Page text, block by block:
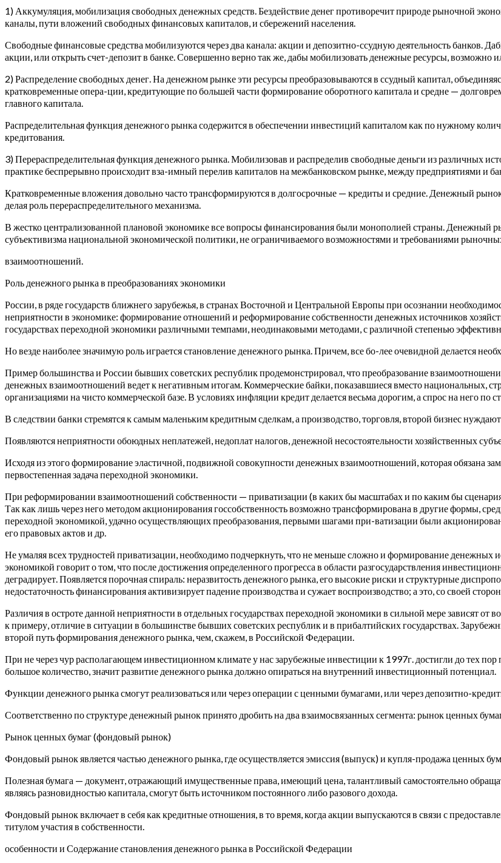
1) Аккумуляция, мобилизация свободных денежных средств.Бездействие денег противоречит природе рыночной
каналы, пути вложений свободных финансовых капиталов, и сбережений населения.
Свободные финансовые средства мобилизуются через два канала: акции и депозитно-ссудную деятельность банков.
акции, или открыть счет-депозит в банке. Совершенно верно так же, дабы мобилизовать денежные ресурсы, возможно
2) Распределение свободных денег. На денежном рынке эти ресурсы преобразовываются в ссудный капитал,
кратковременные опера-ции, кредитующие по большей части формирование оборотного капитала и средне —
главного капитала.
Распределительная функция денежного рынка содержится в обеспечении инвестиций капиталом как по нужному
кредитования.
3) Перераспределительная функция денежного рынка. Мобилизовав и распределив свободные деньги из различных
практике беспрерывно происходит вза-имный перелив капиталов на межбанковском рынке, между предприятиями и
Кратковременные вложения довольно часто трансформируются в долгосрочные — кредиты и средние. Денежный
делая роль перераспределительного механизма.
В жестко централизованной плановой экономике все вопросы финансирования были монополией страны. Денежный
субъективизма национальной экономической политики, не ограничиваемого возможностями и требованиями
взаимоотношений.
Роль денежного рынка в преобразованиях экономики
России, в ряде государств ближнего зарубежья, в странах Восточной и Центральной Европы при осознании
неприятности в экономике: формирование отношений и реформирование собственности денежных источников
государствах переходной экономики различными темпами, неодинаковыми методами, с различной степенью
Но везде наиболее значимую роль играется становление денежного рынка. Причем, все бо-лее очевидной делается
Пример большинства и России бывших советских республик продемонстрировал, что преобразование
денежных взаимоотношений ведет к негативным итогам. Коммерческие байки, показавшиеся вместо национальных,
организациями на чисто коммерческой базе. В условиях инфляции кредит делается весьма дорогим, а спрос на него по
В следствии банки стремятся к самым маленьким кредитным сделкам, а производство, торговля, второй бизнес
Появляются неприятности обоюдных неплатежей, недоплат налогов, денежной несостоятельности хозяйственных
Исходя из этого формирование эластичной, подвижной совокупности денежных взаимоотношений, которая обязана
первостепенная задача переходной экономики.
При реформировании взаимоотношений собственности — приватизации (в каких бы масштабах и по каким бы
Так как лишь через него методом акционирования госсобственность возможно трансформирована в другие формы,
переходной экономикой, удачно осуществляющих преобразования, первыми шагами при-ватизации были
его правовых актов и др.
Не умаляя всех трудностей приватизации, необходимо подчеркнуть, что не меньше сложно и формирование денежных
экономикой говорит о том, что после достижения определенного прогресса в области разгосударствления
деградирует. Появляется порочная спираль: неразвитость денежного рынка, его высокие риски и структурные
недостаточность финансирования активизирует падение производства и сужает воспроизводство; а это, со своей
Различия в остроте данной неприятности в отдельных государствах переходной экономики в сильной мере зависят от
к примеру, отличие в ситуации в большинстве бывших советских республик и в прибалтийских государствах.
второй путь формирования денежного рынка, чем, скажем, в Российской Федерации.
При не через чур располагающем инвестиционном климате у нас зарубежные инвестиции к 1997г. достигли до тех
большое количество, значит развитие денежного рынка должно опираться на внутренний инвестиционный потенциал.
Функции денежного рынка смогут реализоваться или через операции с ценными бумагами, или через депозитно-
Соответственно по структуре денежный рынок принято дробить на два взаимосвязанных сегмента: рынок ценных
Рынок ценных бумаг (фондовый рынок)
Фондовый рынок является частью денежного рынка, где осуществляется эмиссия (выпуск) и купля-продажа ценных
Полезная бумага — документ, отражающий имущественные права, имеющий цена, талантливый самостоятельно
являясь разновидностью капитала, смогут быть источником постоянного либо разового дохода.
Фондовый рынок включает в себя как кредитные отношения, в то время, когда акции выпускаются в связи с
титулом участия в собственности.
особенности и Содержание становления денежного рынка в Российской Федерации